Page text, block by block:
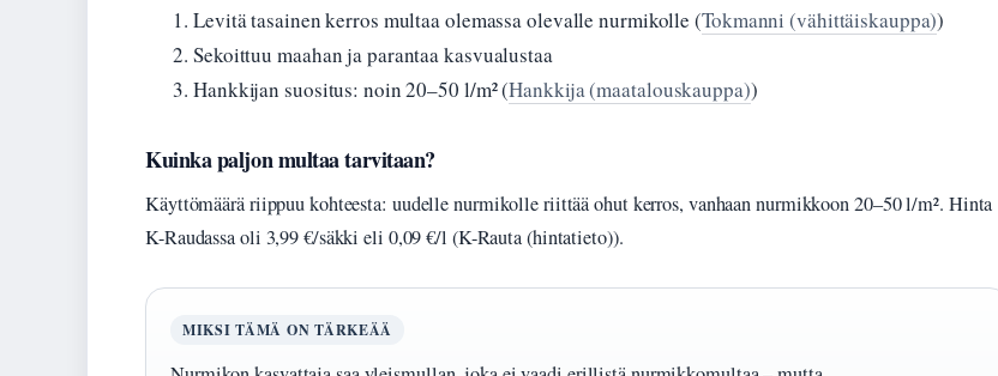
Levitä tasainen kerros multaa olemassa olevalle nurmikolle (Tokmanni (vähittäiskauppa))
Sekoittuu maahan ja parantaa kasvualustaa
Hankkijan suositus: noin 20–50 l/m² (Hankkija (maatalouskauppa))
Kuinka paljon multaa tarvitaan?
Käyttömäärä riippuu kohteesta: uudelle nurmikolle riittää ohut kerros, vanhaan nurmikkoon 20–50 l/m². Hinta
K-Raudassa oli 3,99 €/säkki eli 0,09 €/l (K-Rauta (hintatieto)).
MIKSI TÄMÄ ON TÄRKEÄÄ